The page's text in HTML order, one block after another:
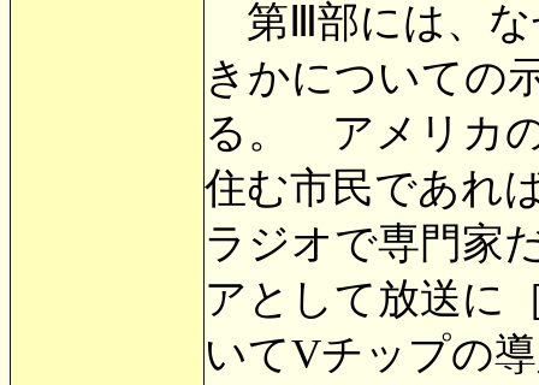
第Ⅲ部には、な
きかについての
る。 アメリカ
住む市民であれ
ラジオで専門家
アとして放送に
いてVチップの